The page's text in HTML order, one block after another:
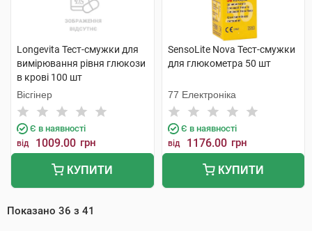
Longevita Тест-смужки для
вимірювання рівня глюкози
в крові 100 шт
Вісгінер
Є в наявності
від 1009.00 грн
КУПИТИ
SensoLite Nova Тест-смужки
для глюкометра 50 шт
77 Електроніка
Є в наявності
від 1176.00 грн
КУПИТИ
Показано 36 з 41